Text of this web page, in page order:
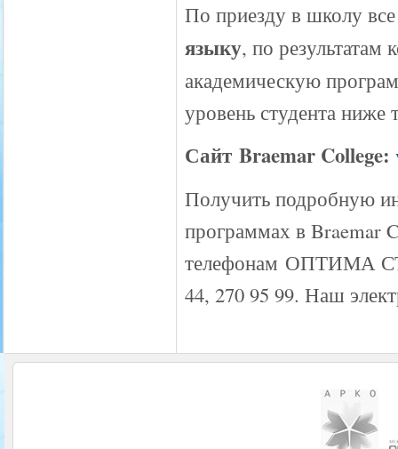
По приезду в школу
языку, по результатам
академическую
уровень студента
Сайт Braemar College:
Получить подробную
программах в Braemar
телефонам ОПТИМА
44, 270 95 99. Наш